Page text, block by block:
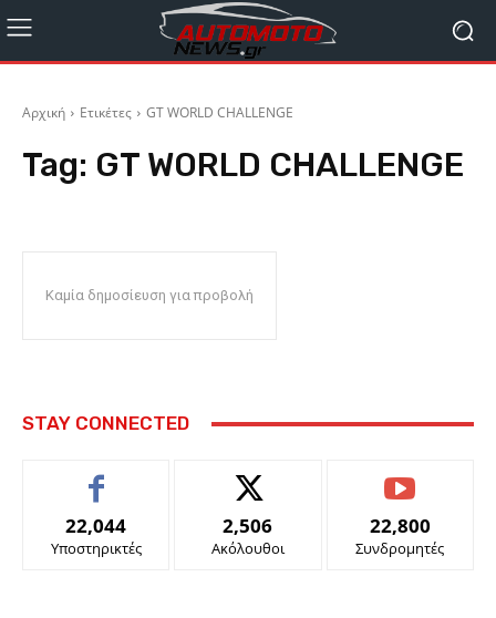
Αρχική Ετικέτες GT WORLD CHALLENGE
Tag: GT WORLD CHALLENGE
Καμία δημοσίευση για προβολή
STAY CONNECTED
22,044
Υποστηρικτές
2,506
Ακόλουθοι
22,800
Συνδρομητές